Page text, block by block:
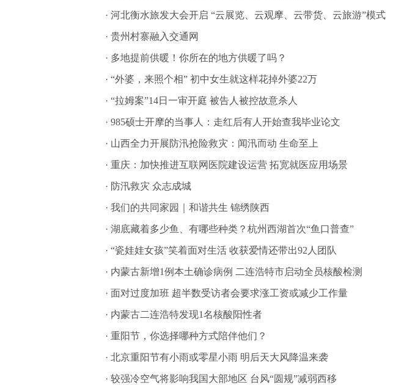
· 河北衡水旅发大会开启 “云展览、云观摩、云带货、云旅游”模式
· 贵州村寨融入交通网
· 多地提前供暖！你所在的地方供暖了吗？
· “外婆，来照个相” 初中女生就这样花掉外婆22万
· “拉姆案”14日一审开庭 被告人被控故意杀人
· 985硕士开摩的当事人：走红后有人开始查我毕业论文
· 山西全力开展防汛抢险救灾：闻汛而动 生命至上
· 重庆：加快推进互联网医院建设运营 拓宽就医应用场景
· 防汛救灾 众志成城
· 我们的共同家园｜和谐共生 锦绣陕西
· 湖底藏着多少鱼、有哪些种类？杭州西湖首次“鱼口普查”
· “瓷娃娃女孩”笑着面对生活 收获爱情还带出92人团队
· 内蒙古新增1例本土确诊病例 二连浩特市启动全员核酸检测
· 面对过度加班 超半数受访者会要求涨工资或减少工作量
· 内蒙古二连浩特发现1名核酸阳性者
· 重阳节，你选择哪种方式陪伴他们？
· 北京重阳节有小雨或零星小雨 明后天大风降温来袭
· 较强冷空气将影响我国大部地区 台风“圆规”减弱西移